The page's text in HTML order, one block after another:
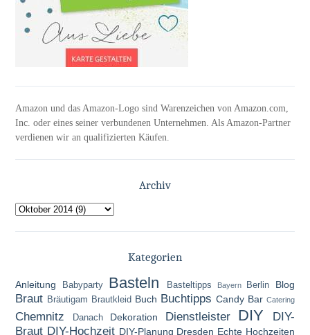
Amazon und das Amazon-Logo sind Warenzeichen von Amazon.com,
Inc. oder eines seiner verbundenen Unternehmen. Als Amazon-Partner
verdienen wir an qualifizierten Käufen.
Archiv
Kategorien
Anleitung Babyparty Basteln Basteltipps Bayern Berlin Blog
Braut Bräutigam Brautkleid Buch Buchtipps Candy Bar Catering
Chemnitz Danach Dekoration Dienstleister DIY
DIY-
Braut DIY-Hochzeit DIY-Planung Dresden Echte Hochzeiten